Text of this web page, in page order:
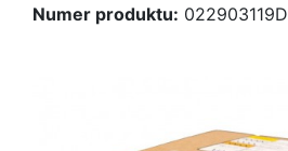
Numer produktu: 022903119D